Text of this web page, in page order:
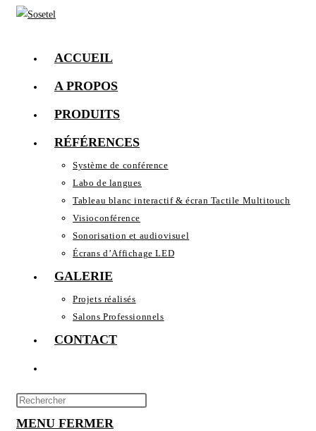
Skip
ACCUEIL
A PROPOS
PRODUITS
RÉFÉRENCES
Système de conférence
Labo de langues
Tableau blanc interactif & écran Tactile Multitouch
Visioconférence
Sonorisation et audiovisuel
Écrans d’Affichage LED
GALERIE
Projets réalisés
Salons Professionnels
CONTACT
WEBSITE
SEARCH
MENU FERMER